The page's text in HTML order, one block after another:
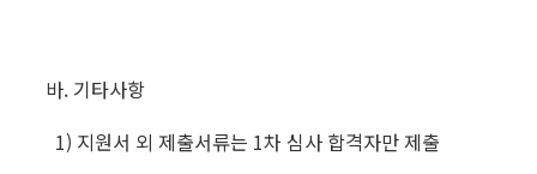
바. 기타사항
1) 지원서 외 제출서류는 1차 심사 합격자만 제출